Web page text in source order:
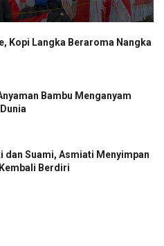
Kopi Langka Beraroma Nangka
Bambu Menganyam
dan Suami, Asmiati Menyimpan
Berdiri